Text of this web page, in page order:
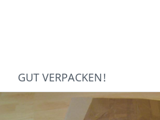
GUT VERPACKEN!